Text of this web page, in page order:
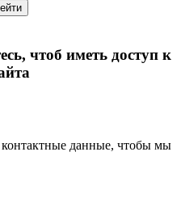
чтоб иметь доступ к
контактные данные, чтобы мы